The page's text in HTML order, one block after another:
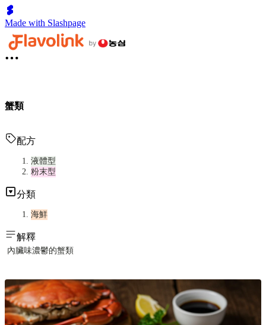
Made with Slashpage
蟹類
配方
液體型
粉末型
分類
海鮮
解釋
內臟味濃鬱的蟹類